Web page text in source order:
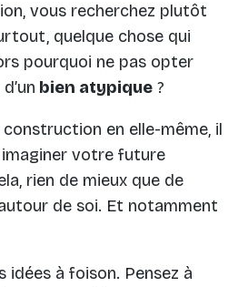
vous recherchez plutôt
quelque chose qui
pourquoi ne pas opter
bien atypique ?
en elle-même, il
imaginer votre future
rien de mieux que de
de soi. Et notamment
idées à foison. Pensez à